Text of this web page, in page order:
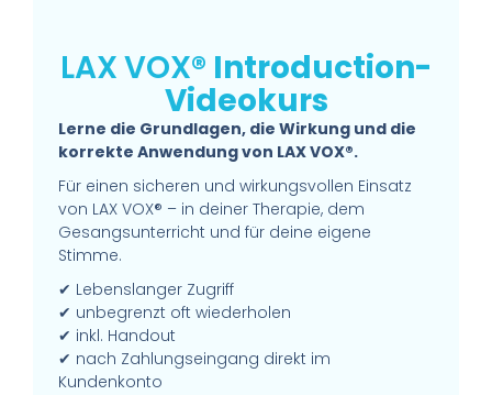
LAXVOX® Introduction-
Videokurs
Lerne die Grundlagen, die Wirkung und die
korrekte Anwendung von LAX VOX®.
Für einen sicheren und wirkungsvollen Einsatz
von LAX VOX® – in deiner Therapie, dem
Gesangsunterricht und für deine eigene
Stimme.
✔ Lebenslanger Zugriff
✔ unbegrenzt oft wiederholen
✔ inkl. Handout
✔ nach Zahlungseingang direkt im
Kundenkonto